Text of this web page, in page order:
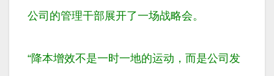
公司的管理干部展开了一场战略会。
“降本增效不是一时一地的运动，而是公司发